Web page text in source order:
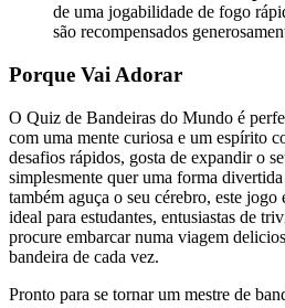
de uma jogabilidade de fogo
são recompensados
Porque Vai Adorar
O Quiz de Bandeiras do Mundo é
com uma mente curiosa e um espírito
desafios rápidos, gosta de expandir o
simplesmente quer uma forma
também aguça o seu cérebro, este jogo
ideal para estudantes, entusiastas de
procure embarcar numa viagem
bandeira de cada vez.
Pronto para se tornar um mestre de